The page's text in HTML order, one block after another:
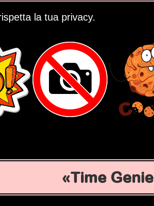
la tua privacy.
Time Genie